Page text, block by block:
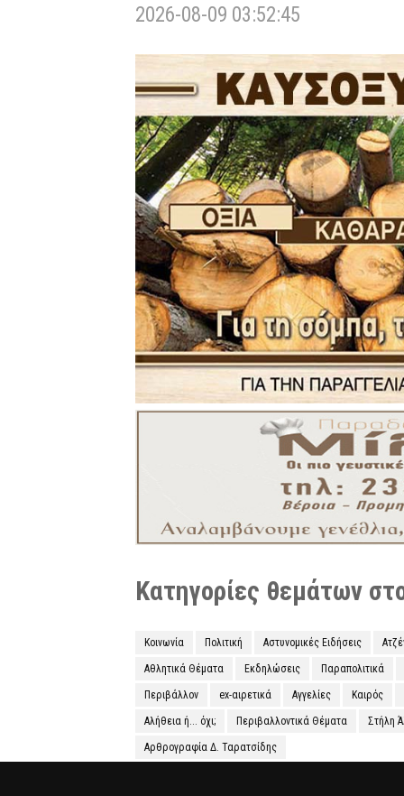
2026-08-09 03:52:45
Κατηγορίες θεμάτων
Κοινωνία Πολιτική Αστυνομικές Ειδήσεις
Αθλητικά Θέματα Εκδηλώσεις Παραπολιτικά
Περιβάλλον ex-αιρετικά Αγγελίες Καιρός
Αλήθεια ή... όχι; Περιβαλλοντικά Θέματα Στήλη
Αρθρογραφία Δ. Ταρατσίδης